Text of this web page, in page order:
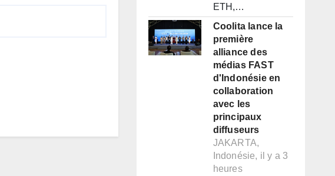
ETH,…
Coolita lance la
première
alliance des
médias FAST
d'Indonésie en
collaboration
avec les
principaux
diffuseurs
JAKARTA,
Indonésie, il y a 3
heures